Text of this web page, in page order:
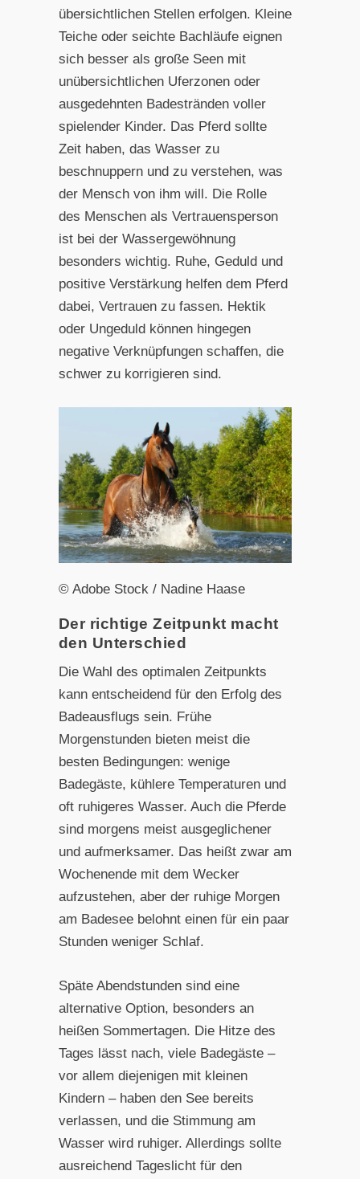
übersichtlichen Stellen erfolgen. Kleine
Teiche oder seichte Bachläufe eignen
sich besser als große Seen mit
unübersichtlichen Uferzonen oder
ausgedehnten Badestränden voller
spielender Kinder. Das Pferd sollte
Zeit haben, das Wasser zu
beschnuppern und zu verstehen, was
der Mensch von ihm will. Die Rolle
des Menschen als Vertrauensperson
ist bei der Wassergewöhnung
besonders wichtig. Ruhe, Geduld und
positive Verstärkung helfen dem Pferd
dabei, Vertrauen zu fassen. Hektik
oder Ungeduld können hingegen
negative Verknüpfungen schaffen, die
schwer zu korrigieren sind.
© Adobe Stock / Nadine Haase
Der richtige Zeitpunkt macht
den Unterschied
Die Wahl des optimalen Zeitpunkts
kann entscheidend für den Erfolg des
Badeausflugs sein. Frühe
Morgenstunden bieten meist die
besten Bedingungen: wenige
Badegäste, kühlere Temperaturen und
oft ruhigeres Wasser. Auch die Pferde
sind morgens meist ausgeglichener
und aufmerksamer. Das heißt zwar am
Wochenende mit dem Wecker
aufzustehen, aber der ruhige Morgen
am Badesee belohnt einen für ein paar
Stunden weniger Schlaf.
Späte Abendstunden sind eine
alternative Option, besonders an
heißen Sommertagen. Die Hitze des
Tages lässt nach, viele Badegäste –
vor allem diejenigen mit kleinen
Kindern – haben den See bereits
verlassen, und die Stimmung am
Wasser wird ruhiger. Allerdings sollte
ausreichend Tageslicht für den